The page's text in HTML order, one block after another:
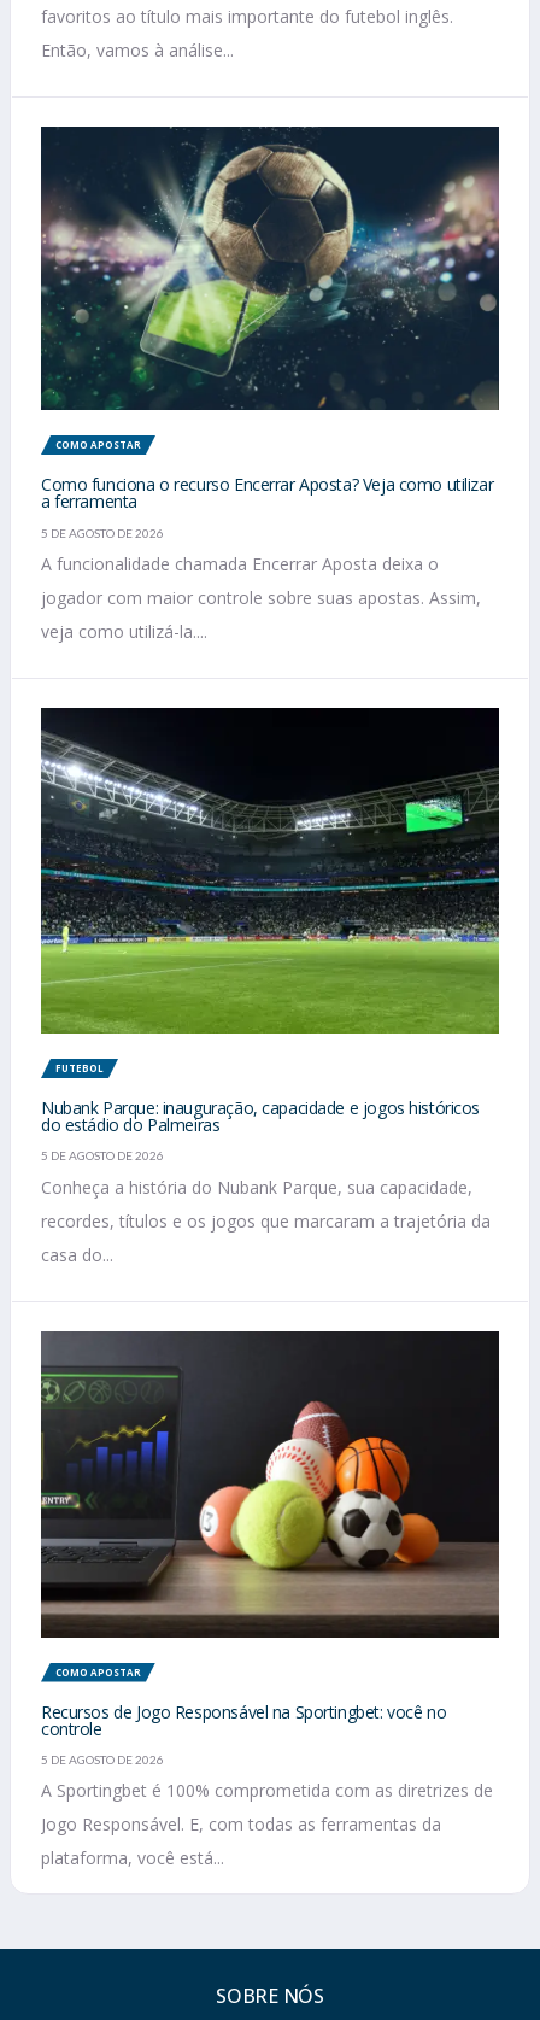
favoritos ao título mais importante do futebol inglês.
Então, vamos à análise...
COMO APOSTAR
Como funciona o recurso Encerrar Aposta? Veja como utilizar
a ferramenta
5 DE AGOSTO DE 2026
A funcionalidade chamada Encerrar Aposta deixa o
jogador com maior controle sobre suas apostas. Assim,
veja como utilizá-la....
FUTEBOL
Nubank Parque: inauguração, capacidade e jogos históricos
do estádio do Palmeiras
5 DE AGOSTO DE 2026
Conheça a história do Nubank Parque, sua capacidade,
recordes, títulos e os jogos que marcaram a trajetória da
casa do...
COMO APOSTAR
Recursos de Jogo Responsável na Sportingbet: você no
controle
5 DE AGOSTO DE 2026
A Sportingbet é 100% comprometida com as diretrizes de
Jogo Responsável. E, com todas as ferramentas da
plataforma, você está...
SOBRE NÓS